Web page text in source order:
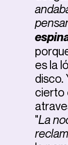
es la
disco.
cierto
"La